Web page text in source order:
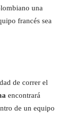
una
francés sea
de correr el
encontrará
de un equipo